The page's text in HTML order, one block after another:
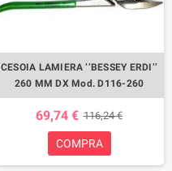
CESOIA LAMIERA ’’BESSEY ERDI’’
260 MM DX Mod. D116-260
69,74 € 116,24 €
COMPRA